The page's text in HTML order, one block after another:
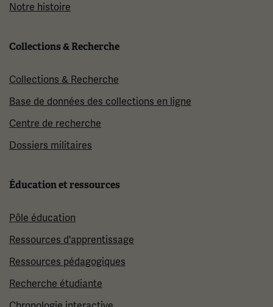
Notre histoire
Collections & Recherche
Collections & Recherche
Base de données des collections en ligne
Centre de recherche
Dossiers militaires
Éducation et ressources
Pôle éducation
Ressources d'apprentissage
Ressources pédagogiques
Recherche étudiante